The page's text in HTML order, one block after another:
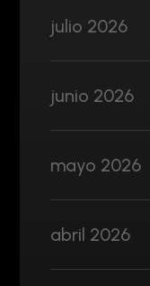
julio 2026
junio 2026
mayo 2026
abril 2026